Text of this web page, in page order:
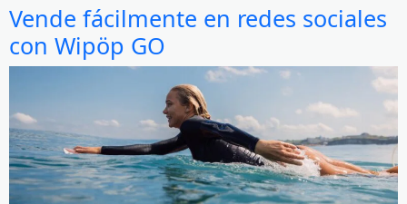
Vende fácilmente en redes sociales
con Wipöp GO